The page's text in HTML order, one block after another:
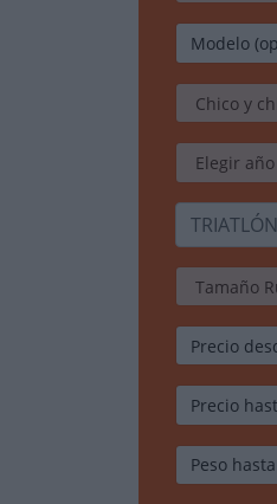
TRIATLÓN